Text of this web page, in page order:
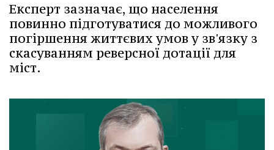
Експерт зазначає, що населення
повинно підготуватися до можливого
погіршення життєвих умов у зв'язку з
скасуванням реверсної дотації для
міст.